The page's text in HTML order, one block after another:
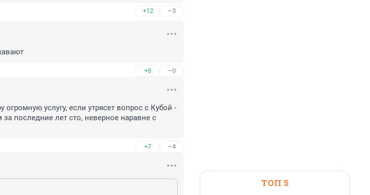
+12 –3
+8 –0
услугу, если утрясет вопрос с Кубой -
последние лет сто, неверное наравне с
+7 –4
ТОП 5